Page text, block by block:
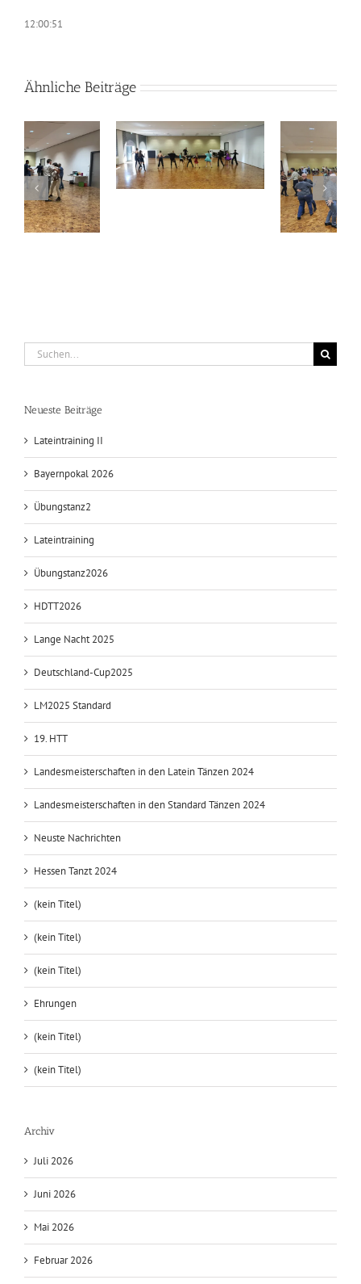
12:00:51
Ähnliche Beiträge
Lateintraining II
Bayernpokal 2026
Übungstanz2
Lateintraining
Übungstanz2026
HDTT2026
Lange Nacht 2025
Deutschland-Cup2025
LM2025 Standard
19. HTT
Landesmeisterschaften in den Latein Tänzen 2024
Landesmeisterschaften in den Standard Tänzen 2024
Neuste Nachrichten
Hessen Tanzt 2024
(kein Titel)
(kein Titel)
(kein Titel)
Ehrungen
(kein Titel)
Juli 2026
Juni 2026
Mai 2026